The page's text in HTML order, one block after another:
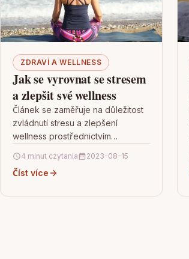
ZDRAVÍ A WELLNESS
Jak se vyrovnat se stresem
a zlepšit své wellness
Článek se zaměřuje na důležitost
zvládnutí stresu a zlepšení
wellness prostřednictvím
péče o fyzické a duševní zdraví.
Poskytuje důležité…
4 minut czytania 2023-08-15
Číst více